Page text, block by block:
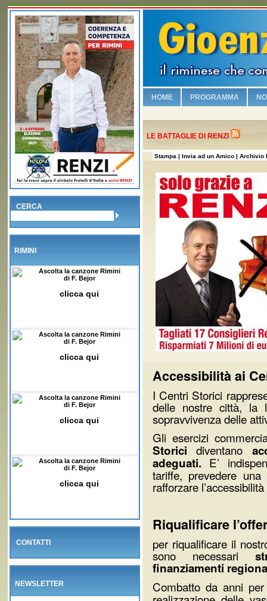
CERCA
RIMINI
Ascolta la canzone Rimini
di F. Bejor
clicca qui
Ascolta la canzone Rimini
di F. Bejor
clicca qui
Ascolta la canzone Rimini
di F. Bejor
clicca qui
Ascolta la canzone Rimini
di F. Bejor
clicca qui
CONTATTI
NEWSLETTER
HOME PROGRAMMA
Vogliamo sicurezza e
Riqualifichiamo il
Sosteniamo i
Salvaguardiamo la
No alla Moschea nel
Piscina olimpionica e
Valorizziamo la
LE BATTAGLIE DI RENZI
Stampa | Invia ad un Amico| Archivio
Accessibilità ai
I Centri Storici
delle nostre città, la
sopravvivenza delle
Gli esercizi
Storicidiventano
adeguati. E’
tariffe, prevedere
rafforzare
Riqualificare
per riqualificare il
sono necessari
finanziamenti
Combatto da anni